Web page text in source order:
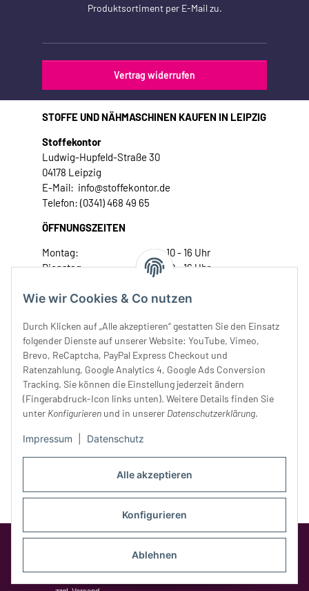
Alle akzeptieren
Konfigurieren
Ablehnen
Wie wir Cookies & Co nutzen
Durch Klicken auf „Alle akzeptieren“ gestatten Sie den Einsatz
folgender Dienste auf unserer Website: YouTube, Vimeo,
Brevo, ReCaptcha, PayPal Express Checkout und
Ratenzahlung, Google Analytics 4, Google Ads Conversion
Tracking. Sie können die Einstellung jederzeit ändern
(Fingerabdruck-Icon links unten). Weitere Details finden Sie
unter Konfigurieren und in unserer Datenschutzerklärung.
Impressum Datenschutz
Produktsortiment per E-Mail zu.
Vertrag widerrufen
STOFFE UND NÄHMASCHINEN KAUFEN IN LEIPZIG
Stoffekontor
Ludwig-Hupfeld-Straße 30
04178 Leipzig
E-Mail: info@stoffekontor.de
Telefon: (0341) 468 49 65
ÖFFNUNGSZEITEN
Montag:
10 - 16 Uhr
Dienstag:
10 - 16 Uhr
Donnerstag:
10 - 18 Uhr
Samstag:
10 - 14 Uhr
Unser Service
Rechtliches
Google Analytics deaktivierenStatus: